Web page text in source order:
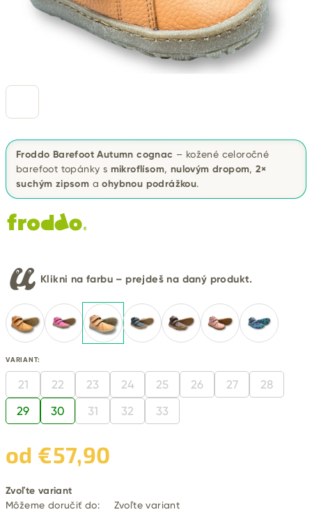
Froddo Barefoot Autumn cognac – kožené celoročné
barefoot topánky s mikroflísom, nulovým dropom,2×
suchým zipsom aohybnou podrážkou.
Klikni na farbu – prejdeš na daný produkt.
VARIANT:
21 22 23 24 25 26 27
28
29
30 31 32 33
od €57,90
cena:
Zvoľte variant
Môžeme doručiť do:
Zvoľte variant